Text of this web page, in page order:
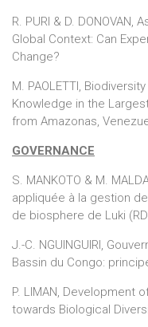
R. PURI & D. DONOVAN,
Global Context: Can
Change?
M. PAOLETTI,
Knowledge in the
from Amazonas,
GOVERNANCE
S. MANKOTO & M.
appliquée à la gestion
de biosphere de Luki
J.-C. NGUINGUIRI,
Bassin du Congo:
P. LIMAN, Development
towards Biological